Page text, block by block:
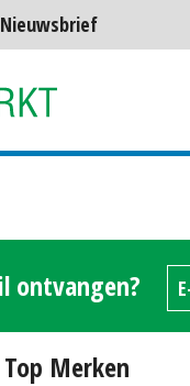
Nieuwsbrief
ontvangen?
Top Merken